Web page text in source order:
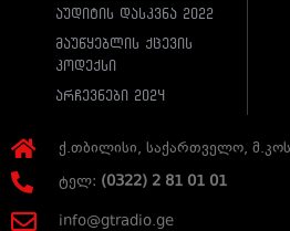
აუდიტის დასკვნა 2022
მაუწყებლის ქცევის
კოდექსი
არჩევნები 2024
ქ.თბილისი, საქართველო,
ტელ: (0322) 2 81 01 01
info@gtradio.ge